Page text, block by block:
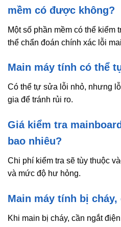
mềm có được không?
Một số phần mềm có thể kiểm
thể chẩn đoán chính xác lỗi
Main máy tính có thể
Có thể tự sửa lỗi nhỏ, nhưng
gia để tránh rủi ro.
Giá kiểm tra
bao nhiêu?
Chi phí kiểm tra sẽ tùy thuộc
và mức độ hư hỏng.
Main máy tính bị
Khi main bị cháy, cần ngắt